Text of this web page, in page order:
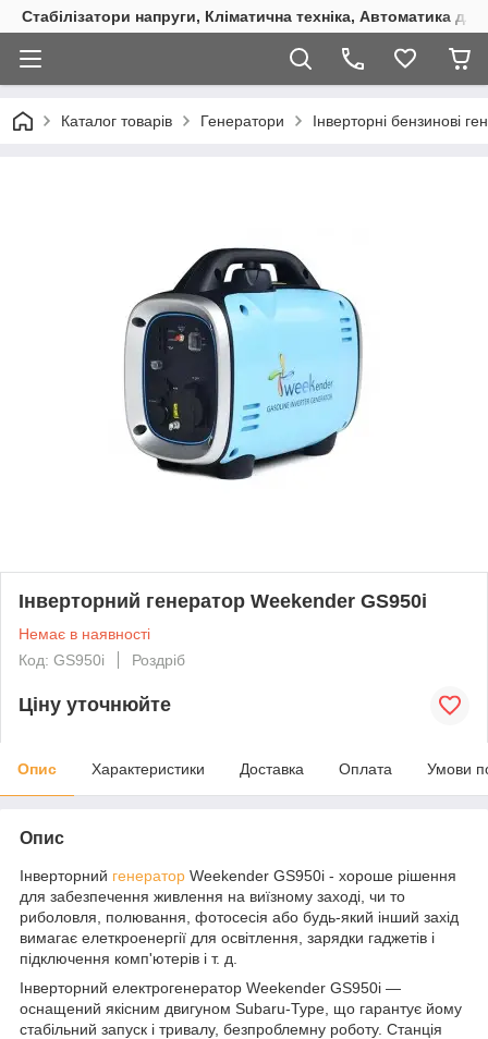
Стабілізатори напруги, Кліматична техніка, Автоматика
Каталог товарів Генератори Інверторні бензинові
Інверторний генератор Weekender GS950i
Немає в наявності
Код: GS950i
Роздріб
Ціну уточнюйте
Опис Характеристики Доставка Оплата Умови
Опис
Інверторний генератор Weekender GS950i - хороше рішення
для забезпечення живлення на виїзному заході, чи то
риболовля, полювання, фотосесія або будь-який інший захід
вимагає елеткроенергії для освітлення, зарядки гаджетів і
підключення комп'ютерів і т. д.
Інверторний електрогенератор Weekender GS950i —
оснащений якісним двигуном Subaru-Type, що гарантує йому
стабільний запуск і тривалу, безпроблемну роботу. Станція